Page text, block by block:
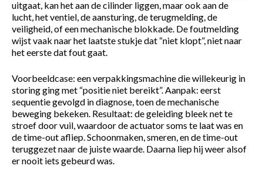
uitgaat, kan het aan de cilinder liggen, maar ook aan de
lucht, het ventiel, de aansturing, de terugmelding, de
veiligheid, of een mechanische blokkade. De foutmelding
wijst vaak naar het laatste stukje dat “niet klopt”, niet naar
het eerste dat fout gaat.
Voorbeeldcase: een verpakkingsmachine die willekeurig in
storing ging met “positie niet bereikt”. Aanpak: eerst
sequentie gevolgd in diagnose, toen de mechanische
beweging bekeken. Resultaat: de geleiding bleek net te
stroef door vuil, waardoor de actuator soms te laat was en
de time-out afliep. Schoonmaken, smeren, en de time-out
teruggezet naar de juiste waarde. Daarna liep hij weer alsof
er nooit iets gebeurd was.